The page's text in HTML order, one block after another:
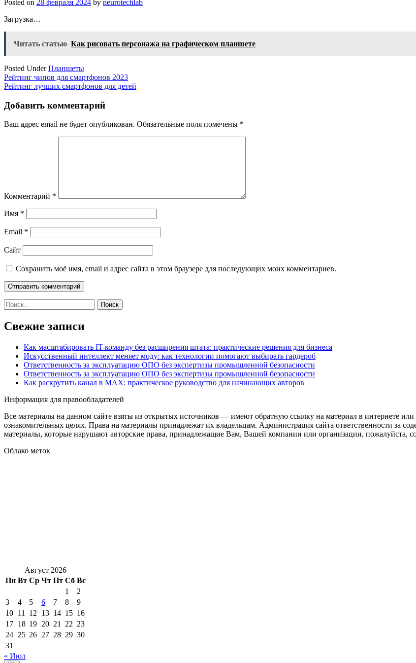
Posted on 28 февраля 2024 by neurotechlab
Загрузка…
Читать статью Как рисовать персонажа на графическом планшете
Posted UnderПланшеты
Навигация
по
записям
Рейтинг чипов для смартфонов 2023
Рейтинг лучших смартфонов для детей
Добавить комментарий
Ваш адрес email не будет опубликован. Обязательные поля помечены *
Комментарий *
Имя *
Email *
Сайт
Сохранить моё имя, email и адрес сайта в этом браузере для последующих моих комментариев.
Найти:
Свежие записи
Как масштабировать IT-команду без расширения штата: практические решения для бизнеса
Искусственный интеллект меняет моду: как технологии помогают выбирать гардероб
Ответственность за эксплуатацию ОПО без экспертизы промышленной безопасности
Ответственность за эксплуатацию ОПО без экспертизы промышленной безопасности
Как раскрутить канал в MAX: практическое руководство для начинающих авторов
Информация для правообладателей
Все материалы на данном сайте взяты из открытых источников — имеют обратную ссылку на материал в интернете
ознакомительных целях. Права на материалы принадлежат их владельцам. Администрация сайта ответственности за
материалы, которые нарушают авторские права, принадлежащие Вам, Вашей компании или организации, пожалуйста,
Облако меток
Август 2026
Пн Вт Ср Чт Пт Сб Вс
1
2
3
4 5 6 7 8
9
10 11 12 13 14 15 16
17 18 19 20 21 22 23
24 25 26 27 28 29 30
31
« Июл